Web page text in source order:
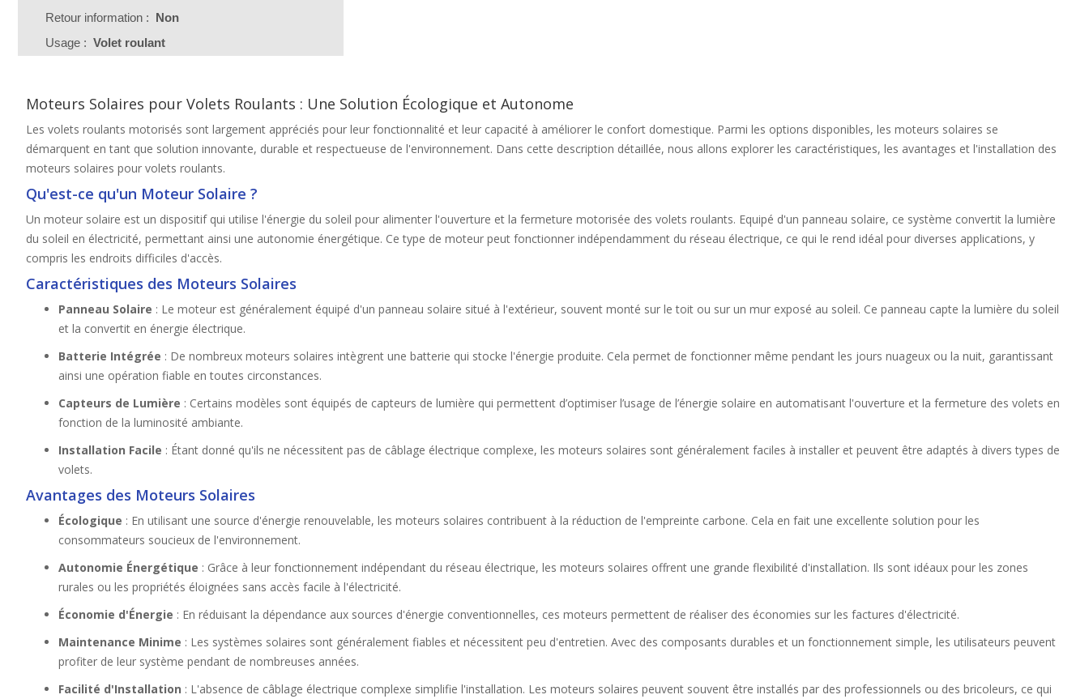
Retour information : Non
Usage : Volet roulant
Moteurs Solaires pour Volets Roulants : Une Solution Écologique et Autonome
Les volets roulants motorisés sont largement appréciés pour leur fonctionnalité et leur capacité à améliorer le confort domestique. Parmi les options disponibles, les moteurs solaires se
démarquent en tant que solution innovante, durable et respectueuse de l'environnement. Dans cette description détaillée, nous allons explorer les caractéristiques, les avantages et l'installation des
moteurs solaires pour volets roulants.
Qu'est-ce qu'un Moteur Solaire ?
Un moteur solaire est un dispositif qui utilise l'énergie du soleil pour alimenter l'ouverture et la fermeture motorisée des volets roulants. Equipé d'un panneau solaire, ce système convertit la lumière
du soleil en électricité, permettant ainsi une autonomie énergétique. Ce type de moteur peut fonctionner indépendamment du réseau électrique, ce qui le rend idéal pour diverses applications, y
compris les endroits difficiles d'accès.
Caractéristiques des Moteurs Solaires
Panneau Solaire : Le moteur est généralement équipé d'un panneau solaire situé à l'extérieur, souvent monté sur le toit ou sur un mur exposé au soleil. Ce panneau capte la lumière du soleil
et la convertit en énergie électrique.
Batterie Intégrée : De nombreux moteurs solaires intègrent une batterie qui stocke l'énergie produite. Cela permet de fonctionner même pendant les jours nuageux ou la nuit, garantissant
ainsi une opération fiable en toutes circonstances.
Capteurs de Lumière : Certains modèles sont équipés de capteurs de lumière qui permettent d’optimiser l’usage de l’énergie solaire en automatisant l'ouverture et la fermeture des volets en
fonction de la luminosité ambiante.
Installation Facile : Étant donné qu'ils ne nécessitent pas de câblage électrique complexe, les moteurs solaires sont généralement faciles à installer et peuvent être adaptés à divers types de
volets.
Avantages des Moteurs Solaires
Écologique : En utilisant une source d'énergie renouvelable, les moteurs solaires contribuent à la réduction de l'empreinte carbone. Cela en fait une excellente solution pour les
consommateurs soucieux de l'environnement.
Autonomie Énergétique : Grâce à leur fonctionnement indépendant du réseau électrique, les moteurs solaires offrent une grande flexibilité d'installation. Ils sont idéaux pour les zones
rurales ou les propriétés éloignées sans accès facile à l'électricité.
Économie d'Énergie : En réduisant la dépendance aux sources d'énergie conventionnelles, ces moteurs permettent de réaliser des économies sur les factures d'électricité.
Maintenance Minime : Les systèmes solaires sont généralement fiables et nécessitent peu d'entretien. Avec des composants durables et un fonctionnement simple, les utilisateurs peuvent
profiter de leur système pendant de nombreuses années.
Facilité d'Installation : L'absence de câblage électrique complexe simplifie l'installation. Les moteurs solaires peuvent souvent être installés par des professionnels ou des bricoleurs, ce qui